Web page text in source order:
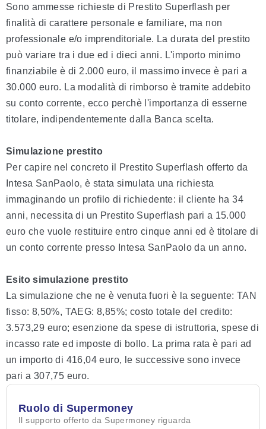
Sono ammesse richieste di Prestito Superflash per
finalità di carattere personale e familiare, ma non
professionale e/o imprenditoriale. La durata del prestito
può variare tra i due ed i dieci anni. L'importo minimo
finanziabile è di 2.000 euro, il massimo invece è pari a
30.000 euro. La modalità di rimborso è tramite addebito
su conto corrente, ecco perchè l'importanza di esserne
titolare, indipendentemente dalla Banca scelta.
Simulazione prestito
Per capire nel concreto il Prestito Superflash offerto da
Intesa SanPaolo, è stata simulata una richiesta
immaginando un profilo di richiedente: il cliente ha 34
anni, necessita di un Prestito Superflash pari a 15.000
euro che vuole restituire entro cinque anni ed è titolare di
un conto corrente presso Intesa SanPaolo da un anno.
Esito simulazione prestito
La simulazione che ne è venuta fuori è la seguente: TAN
fisso: 8,50%, TAEG: 8,85%; costo totale del credito:
3.573,29 euro; esenzione da spese di istruttoria, spese di
incasso rate ed imposte di bollo. La prima rata è pari ad
un importo di 416,04 euro, le successive sono invece
pari a 307,75 euro.
Ruolo di Supermoney
Il supporto offerto da Supermoney riguarda